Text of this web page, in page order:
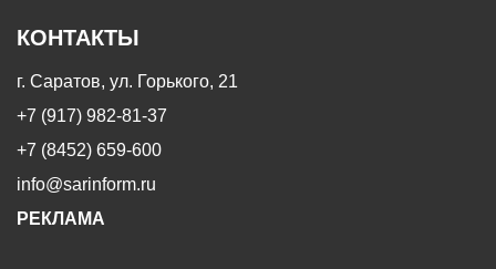
КОНТАКТЫ
г. Саратов, ул. Горького, 21
+7 (917) 982-81-37
+7 (8452) 659-600
info@sarinform.ru
РЕКЛАМА